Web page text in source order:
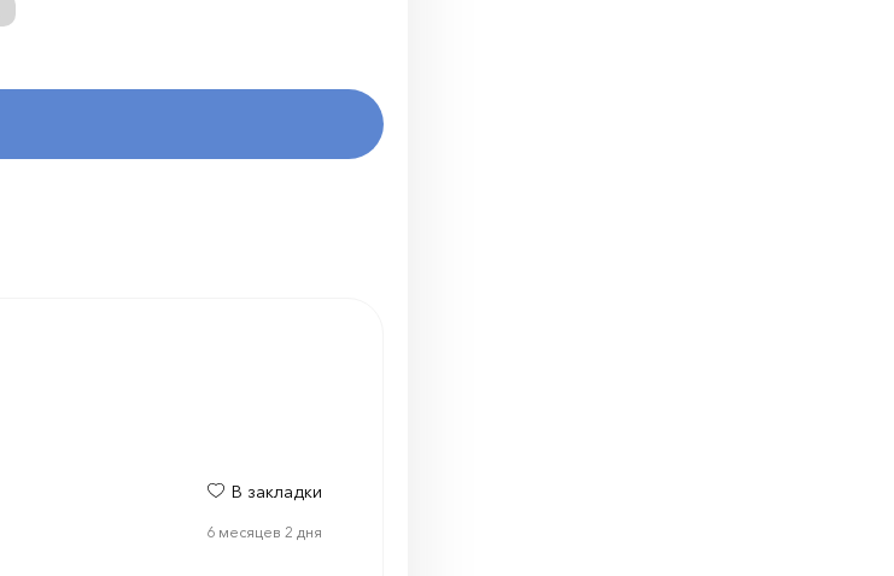
В закладки
6 месяцев 2 дня